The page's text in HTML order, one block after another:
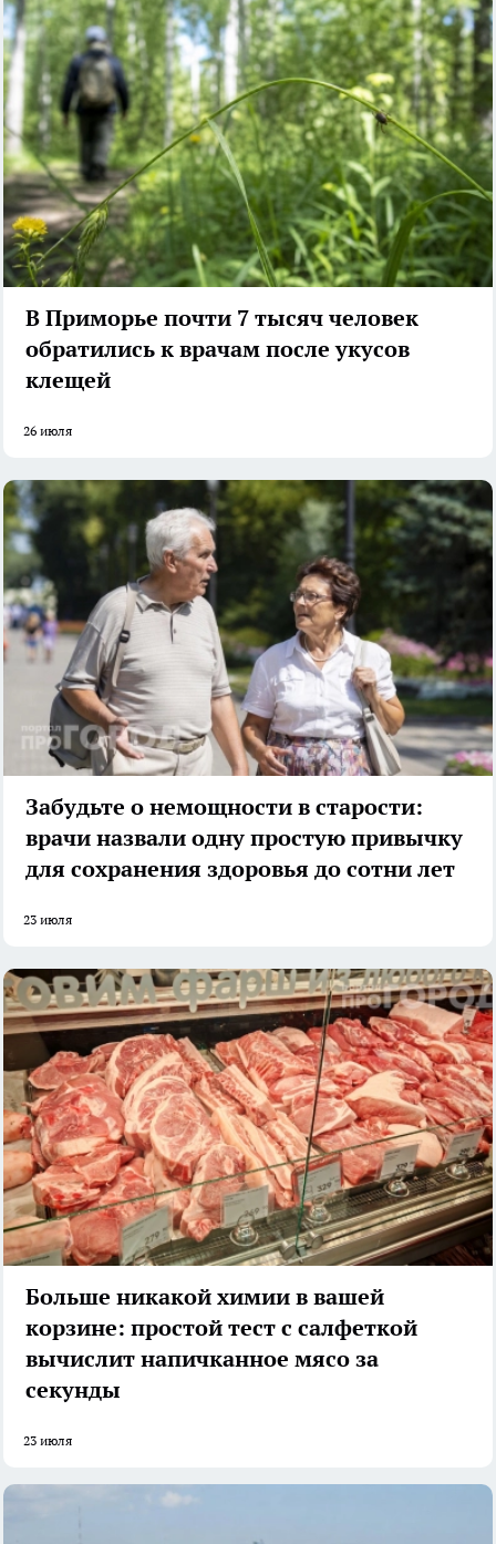
В Приморье почти 7 тысяч человек
обратились к врачам после укусов
клещей
26 июля
Забудьте о немощности в старости:
врачи назвали одну простую привычку
для сохранения здоровья до сотни лет
23 июля
Больше никакой химии в вашей
корзине: простой тест с салфеткой
вычислит напичканное мясо за
секунды
23 июля